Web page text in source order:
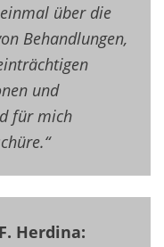
über die
Behandlungen,
und
für mich
Herdina: